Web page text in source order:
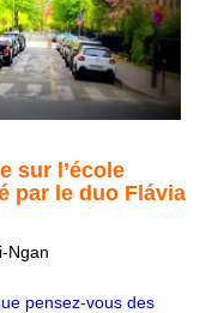
sur l’école
par le duo Flávia
Ngan
pensez-vous des